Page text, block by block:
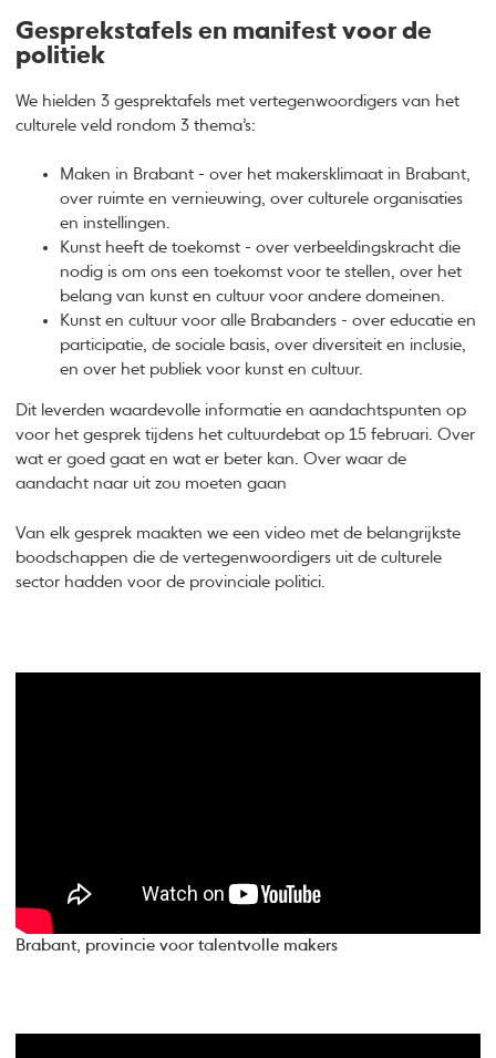
Gesprekstafels en manifest voor de
politiek
We hielden 3 gesprektafels met vertegenwoordigers van het
culturele veld rondom 3 thema’s:
Maken in Brabant - over het makersklimaat in Brabant,
over ruimte en vernieuwing, over culturele organisaties
en instellingen.
Kunst heeft de toekomst - over verbeeldingskracht die
nodig is om ons een toekomst voor te stellen, over het
belang van kunst en cultuur voor andere domeinen.
Kunst en cultuur voor alle Brabanders - over educatie en
participatie, de sociale basis, over diversiteit en inclusie,
en over het publiek voor kunst en cultuur.
Dit leverden waardevolle informatie en aandachtspunten op
voor het gesprek tijdens het cultuurdebat op 15 februari. Over
wat er goed gaat en wat er beter kan. Over waar de
aandacht naar uit zou moeten gaan
Van elk gesprek maakten we een video met de belangrijkste
boodschappen die de vertegenwoordigers uit de culturele
sector hadden voor de provinciale politici.
Brabant, provincie voor talentvolle makers